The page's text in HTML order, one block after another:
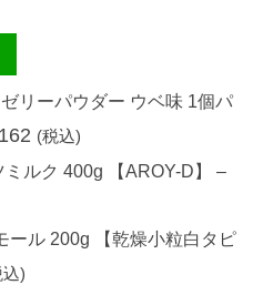
リーパウダー ウベ味 1個パ
162 (税込)
ルク 400g 【AROY-D】 –
ール 200g 【乾燥小粒白タピ
込)